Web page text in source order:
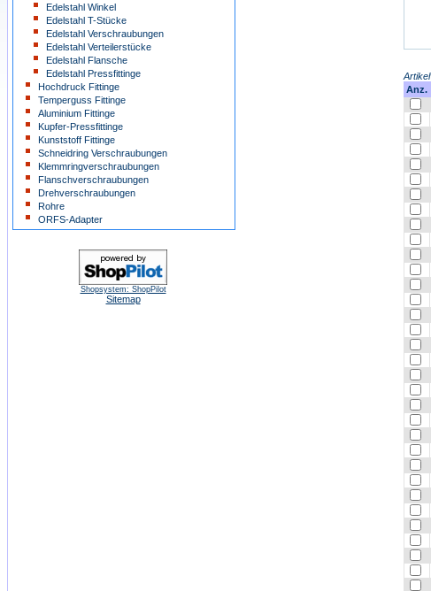
Edelstahl Winkel
Edelstahl T-Stücke
Edelstahl Verschraubungen
Edelstahl Verteilerstücke
Edelstahl Flansche
Edelstahl Pressfittinge
Hochdruck Fittinge
Temperguss Fittinge
Aluminium Fittinge
Kupfer-Pressfittinge
Kunststoff Fittinge
Schneidring Verschraubungen
Klemmringverschraubungen
Flanschverschraubungen
Drehverschraubungen
Rohre
ORFS-Adapter
Shopsystem: ShopPilot
Sitemap
Anz.